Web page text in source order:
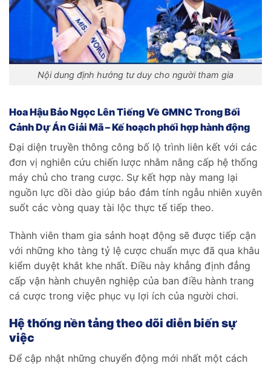
Nội dung định hướng tư duy cho người tham gia
Hoa Hậu Bảo Ngọc Lên Tiếng Về GMNC Trong Bối
Cảnh Dự Án Giải Mã –Kế hoạch phối hợp hành động
Đại diện truyền thông công bố lộ trình liên kết với các
đơn vị nghiên cứu chiến lược nhằm nâng cấp hệ thống
máy chủ cho trang cược. Sự kết hợp này mang lại
nguồn lực dồi dào giúp bảo đảm tính ngẫu nhiên xuyên
suốt các vòng quay tài lộc thực tế tiếp theo.
Thành viên tham gia sảnh hoạt động sẽ được tiếp cận
với những kho tàng tỷ lệ cược chuẩn mực đã qua khâu
kiểm duyệt khắt khe nhất. Điều này khẳng định đẳng
cấp vận hành chuyên nghiệp của ban điều hành trang
cá cược trong việc phục vụ lợi ích của người chơi.
Hệ thống nền tảng theo dõi diễn biến sự
việc
Để cập nhật những chuyển động mới nhất một cách